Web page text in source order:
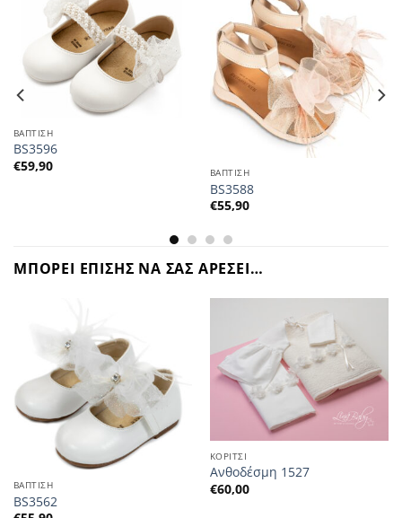
ΒΑΠΤΙΣΗ
BS3596
€59,90 ΒΑΠΤΙΣΗ
BS3588
€55,90
ΜΠΟΡΕΙ ΕΠΙΣΗΣ ΝΑ ΣΑΣ ΑΡΕΣΕΙ…
ΒΑΠΤΙΣΗ
BS3562
ΚΟΡΙΤΣΙ
Ανθοδέσμη 1527
€60,00